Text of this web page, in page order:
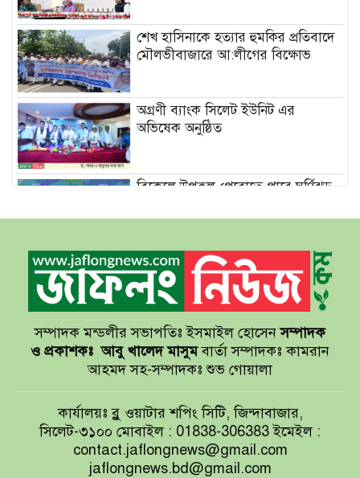
শেখ হাসিনাকে হত্যার হুমকির প্রতিবাদে
মৌলভীবাজারে আ:লীগের বিক্ষোভ
অগ্রণী ব্যাংক সিলেট ইউনিট এর
অভিষেক অনুষ্ঠিত
বিকেলে উপকূল পেরোতে পারে ঘূর্ণিঝড়
সেন্টমার্টিনের সব হোটেল-মোটেল-
রিসোর্টকে আশ্রয়কেন্দ্র ঘোষণা
বাখমুত পুনরুদ্ধারের দাবি ইউক্রেনের
আয়ারল্যান্ডের রানের পাহাড় টপকে
টাইগারদের জয়
সম্পাদক মন্ডলীর সভাপতিঃ ইসমাইল হোসেনসম্পাদক
ও প্রকাশকঃ আবু খালেদ মাসুমবার্তা সম্পাদকঃ কামরান
আহমদ সহ-সম্পাদকঃ শুভ গোয়ালা
কার্যালয়ঃ ব্লু ওয়াটার শপিং সিটি, জিন্দাবাজার,
সিলেট-৩১০০ মোবাইল : 01838-306383 ইমেইল :
contact.jaflongnews@gmail.com
jaflongnews.bd@gmail.com